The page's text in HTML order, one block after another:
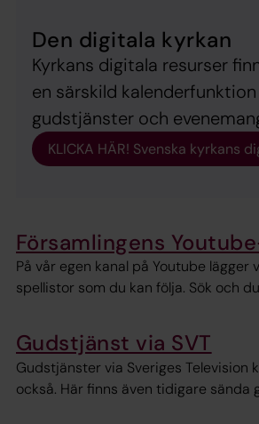
Den digitala kyrkan
Kyrkans digitala resurser
en särskild
gudstjänster och
KLICKA HÄR! Svenska kyrkans
Församlingens
På vår egen kanal på Youtube lägger
spellistor som du kan följa. Sök och
Gudstjänst via SVT
Gudstjänster via Sveriges Television
också. Här finns även tidigare sända